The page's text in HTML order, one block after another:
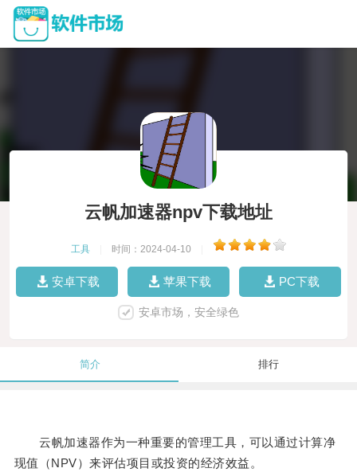
云帆加速器npv下载地址
工具 时间：2024-04-10
安卓下载 苹果下载 PC下载
安卓市场，安全绿色
简介 排行
云帆加速器作为一种重要的管理工具，可以通过计算净
现值（NPV）来评估项目或投资的经济效益。